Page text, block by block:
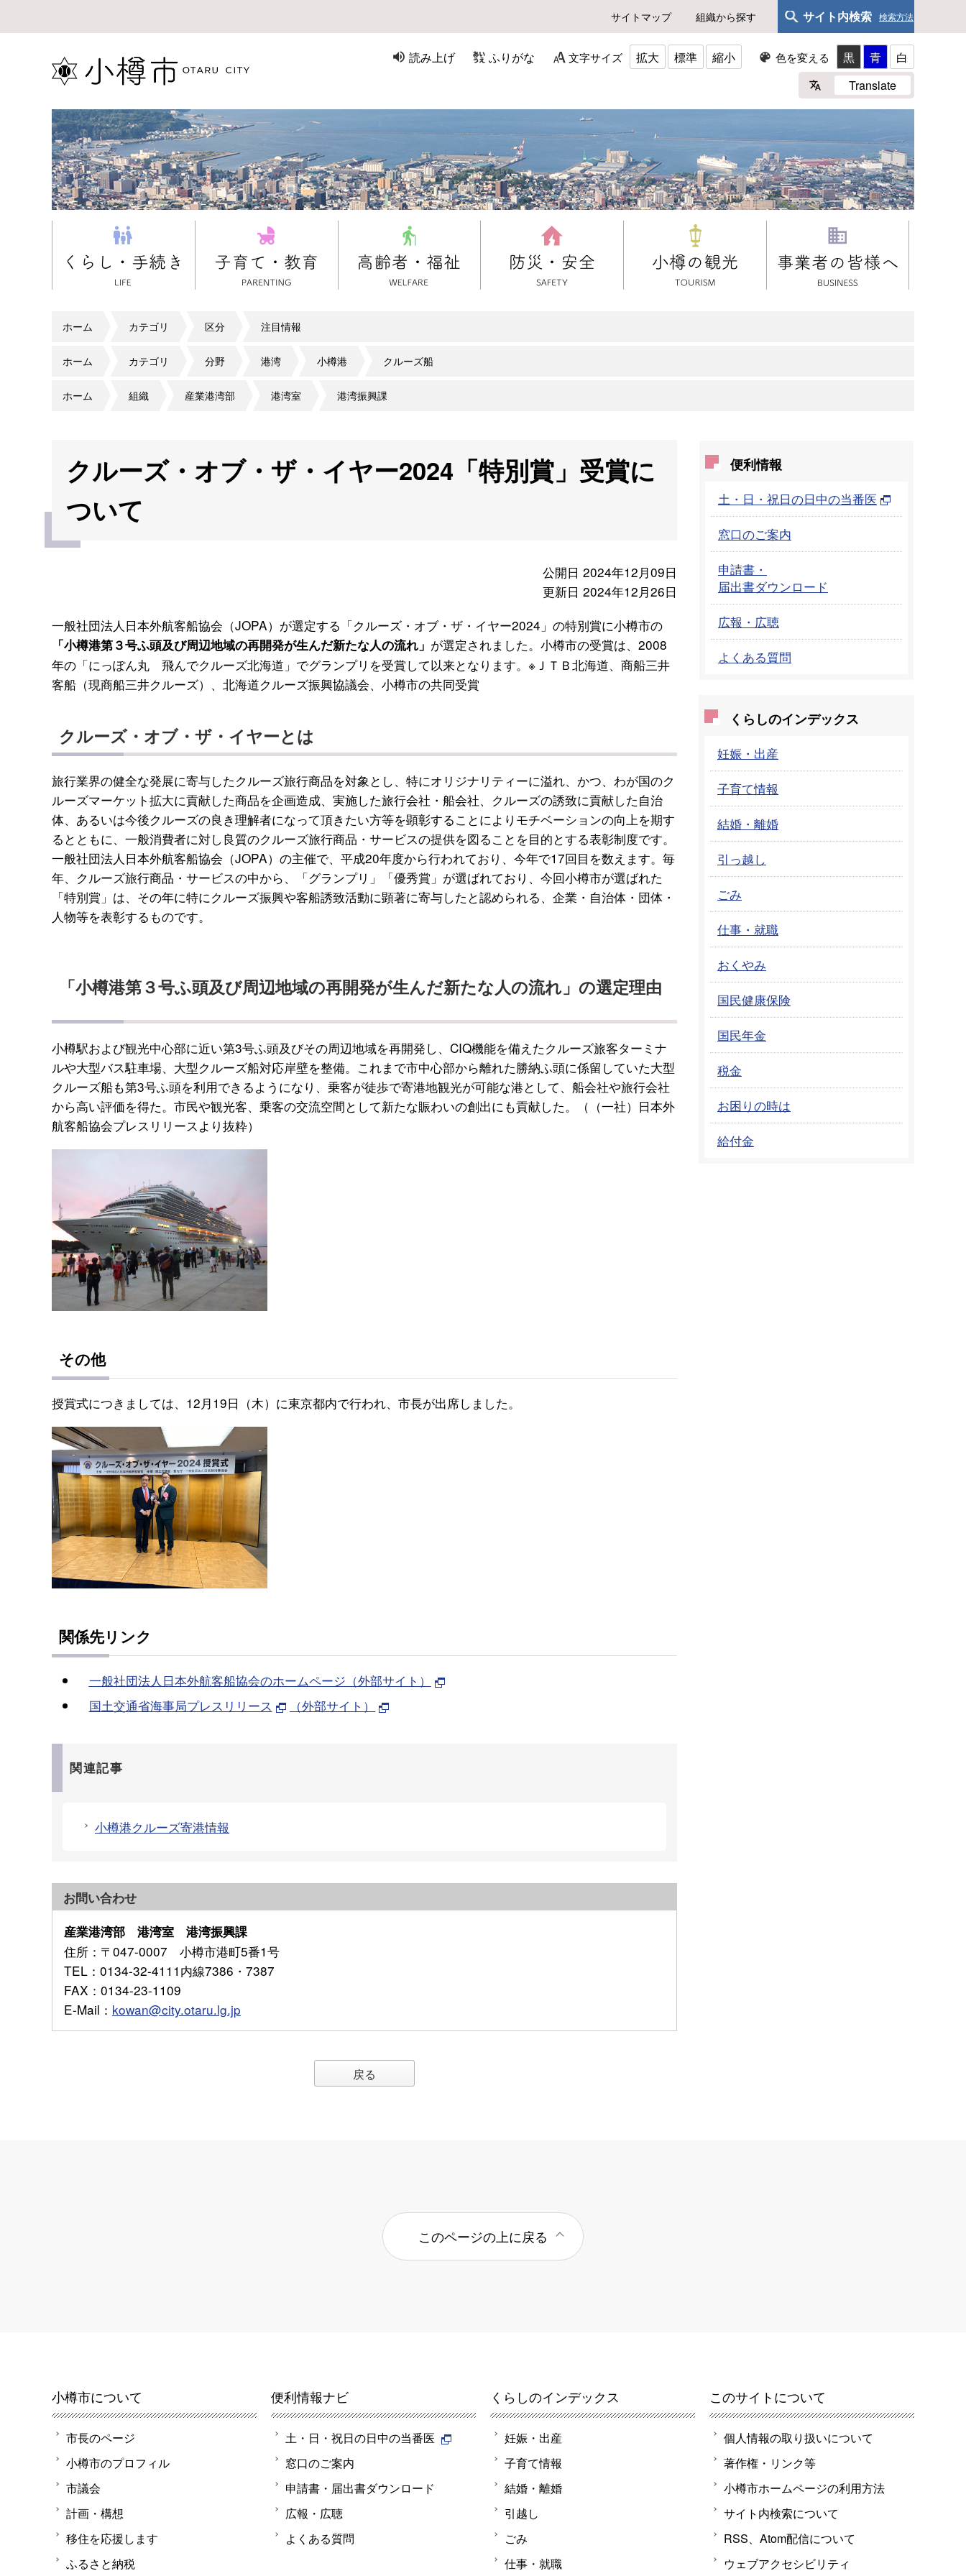
サイトマップ 組織から探す サイト内検索 検索方法
読み上げ ふりがな 文字サイズ 拡大 標準 縮小 色を変える 黒 青
白
Translate
ホーム カテゴリ 区分 注目情報
ホーム カテゴリ 分野 港湾 小樽港 クルーズ船
ホーム 組織 産業港湾部 港湾室 港湾振興課
クルーズ・オブ・ザ・イヤー2024「特別賞」受賞に
ついて
公開日 2024年12月09日
更新日 2024年12月26日
一般社団法人日本外航客船協会（JOPA）が選定する「クルーズ・オブ・ザ・イヤー2024」の特別賞に小樽市の
「小樽港第３号ふ頭及び周辺地域の再開発が生んだ新たな人の流れ」 が選定されました。小樽市の受賞は、2008
年の「にっぽん丸 飛んでクルーズ北海道」でグランプリを受賞して以来となります。※ＪＴＢ北海道、商船三井
客船（現商船三井クルーズ）、北海道クルーズ振興協議会、小樽市の共同受賞
クルーズ・オブ・ザ・イヤーとは
旅行業界の健全な発展に寄与したクルーズ旅行商品を対象とし、特にオリジナリティーに溢れ、かつ、わが国のク
ルーズマーケット拡大に貢献した商品を企画造成、実施した旅行会社・船会社、クルーズの誘致に貢献した自治
体、あるいは今後クルーズの良き理解者になって頂きたい方等を顕彰することによりモチベーションの向上を期す
るとともに、一般消費者に対し良質のクルーズ旅行商品・サービスの提供を図ることを目的とする表彰制度です。
一般社団法人日本外航客船協会（JOPA）の主催で、平成20年度から行われており、今年で17回目を数えます。毎
年、クルーズ旅行商品・サービスの中から、「グランプリ」「優秀賞」が選ばれており、今回小樽市が選ばれた
「特別賞」は、その年に特にクルーズ振興や客船誘致活動に顕著に寄与したと認められる、企業・自治体・団体・
人物等を表彰するものです。
「小樽港第３号ふ頭及び周辺地域の再開発が生んだ新たな人の流れ」の選定理由
小樽駅および観光中心部に近い第3号ふ頭及びその周辺地域を再開発し、CIQ機能を備えたクルーズ旅客ターミナ
ルや大型バス駐車場、大型クルーズ船対応岸壁を整備。これまで市中心部から離れた勝納ふ頭に係留していた大型
クルーズ船も第3号ふ頭を利用できるようになり、乗客が徒歩で寄港地観光が可能な港として、船会社や旅行会社
から高い評価を得た。市民や観光客、乗客の交流空間として新たな賑わいの創出にも貢献した。（（一社）日本外
航客船協会プレスリリースより抜粋）
その他
授賞式につきましては、12月19日（木）に東京都内で行われ、市長が出席しました。
関係先リンク
一般社団法人日本外航客船協会のホームページ（外部サイト）
国土交通省海事局プレスリリース
（外部サイト）
関連記事
小樽港クルーズ寄港情報
お問い合わせ
産業港湾部 港湾室 港湾振興課
住所 ：〒047-0007 小樽市港町5番1号
TEL ：0134-32-4111内線7386・7387
FAX ：0134-23-1109
E-Mail ： kowan@city.otaru.lg.jp
戻る
便利情報
土・日・祝日の日中の当番医
窓口のご案内
申請書・
届出書ダウンロード
広報・広聴
よくある質問
くらしのインデックス
妊娠・出産
子育て情報
結婚・離婚
引っ越し
ごみ
仕事・就職
おくやみ
国民健康保険
国民年金
税金
お困りの時は
給付金
このページの上に戻る
小樽市について
市長のページ
小樽市のプロフィル
市議会
計画・構想
移住を応援します
ふるさと納税
便利情報ナビ
土・日・祝日の日中の当番医
窓口のご案内
申請書・届出書ダウンロード
広報・広聴
よくある質問
くらしのインデックス
妊娠・出産
子育て情報
結婚・離婚
引越し
ごみ
仕事・就職
このサイトについて
個人情報の取り扱いについて
著作権・リンク等
小樽市ホームページの利用方法
サイト内検索について
RSS、Atom配信について
ウェブアクセシビリティ